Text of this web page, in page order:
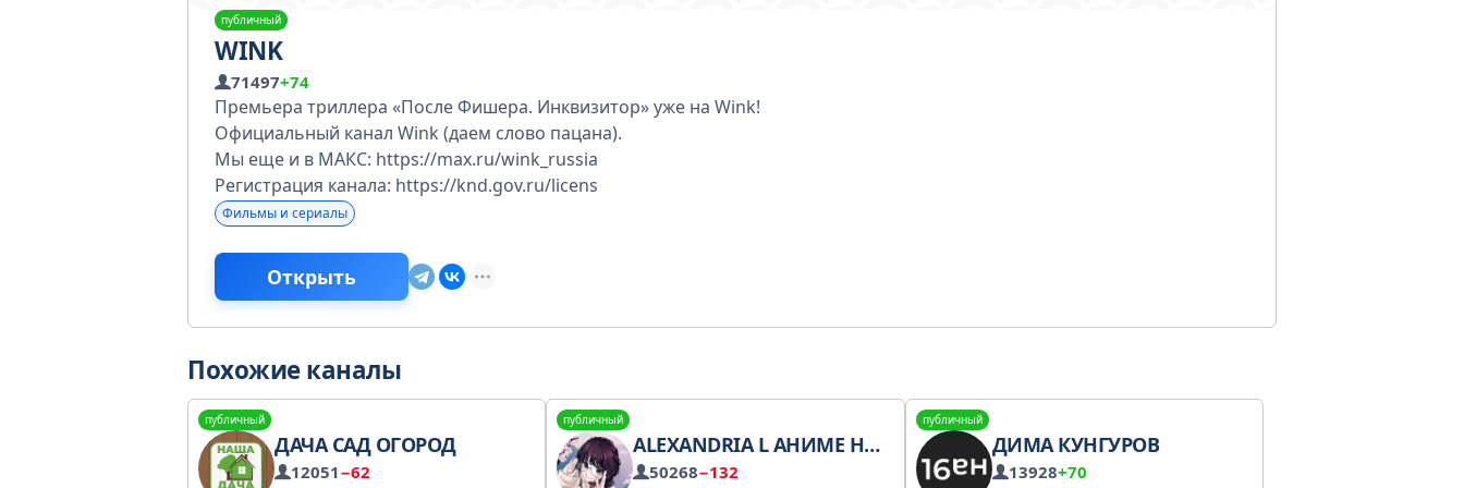
публичный
WINK
71497+74
Премьера триллера «После Фишера. Инквизитор» уже на Wink!
Официальный канал Wink (даем слово пацана).
Мы еще и в МАКС: https://max.ru/wink_russia
Регистрация канала: https://knd.gov.ru/licens
Фильмы и сериалы
Открыть
Похожие каналы
публичный
ДАЧА САД ОГОРОД
12051−62
публичный
ALEXANDRIA L АНИМЕ НОВОСТИ
50268−132
публичный
ДИМА КУНГУРОВ
13928+70